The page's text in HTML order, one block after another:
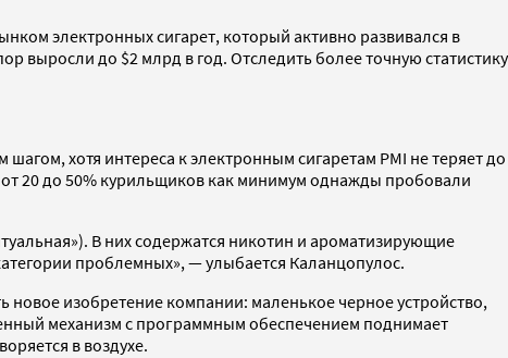
электронных сигарет, который активно развивался в
выросли до $2 млрд в год. Отследить более точную статистику
хотя интереса к электронным сигаретам PMI не теряет до
20 до 50% курильщиков как минимум однажды пробовали
В них содержатся никотин и ароматизирующие
проблемных», — улыбается Каланцопулос.
новое изобретение компании: маленькое черное устройство,
механизм с программным обеспечением поднимает
в воздухе.